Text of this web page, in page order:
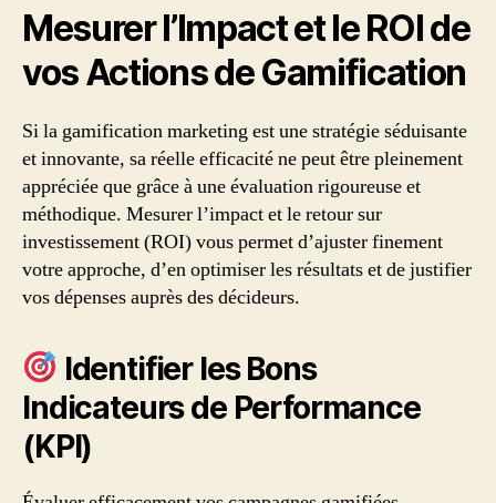
Mesurer l’Impact et le ROI de
vos Actions de Gamification
Si la gamification marketing est une stratégie séduisante
et innovante, sa réelle efficacité ne peut être pleinement
appréciée que grâce à une évaluation rigoureuse et
méthodique. Mesurer l’impact et le retour sur
investissement (ROI) vous permet d’ajuster finement
votre approche, d’en optimiser les résultats et de justifier
vos dépenses auprès des décideurs.
Identifier les Bons
Indicateurs de Performance
(KPI)